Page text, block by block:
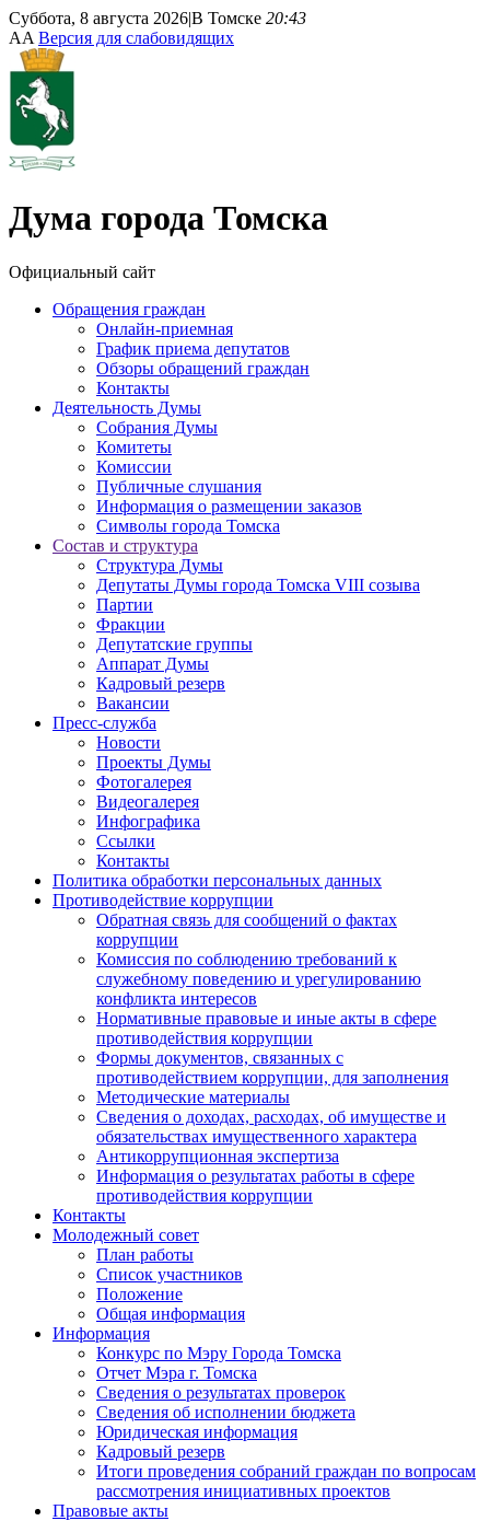
Суббота, 8 августа 2026|В Томске 20:43
AA Версия для слабовидящих
Дума города Томска
Официальный сайт
Обращения граждан
Онлайн-приемная
График приема депутатов
Обзоры обращений граждан
Контакты
Деятельность Думы
Собрания Думы
Комитеты
Комиссии
Публичные слушания
Информация о размещении заказов
Символы города Томска
Состав и структура
Структура Думы
Депутаты Думы города Томска VIII созыва
Партии
Фракции
Депутатские группы
Аппарат Думы
Кадровый резерв
Вакансии
Пресс-служба
Новости
Проекты Думы
Фотогалерея
Видеогалерея
Инфографика
Ссылки
Контакты
Политика обработки персональных данных
Прoтивoдeйствие кoрpупции
Обратная связь для сообщений о фактах
коррупции
Комиссия по соблюдению требований к
служебному поведению и урегулированию
конфликта интересов
Нормативные правовые и иные акты в сфере
противодействия коррупции
Формы документов, связанных с
противодействием коррупции, для заполнения
Методические материалы
Сведения о доходах, расходах, об имуществе и
обязательствах имущественного характера
Антикоррупционная экспертиза
Информация о результатах работы в сфере
противодействия коррупции
Контакты
Молодежный совет
План работы
Список участников
Положение
Общая информация
Информация
Конкурс по Мэру Города Томска
Отчет Мэра г. Томска
Сведения о результатах проверок
Сведения об исполнении бюджета
Юридическая информация
Кадровый резерв
Итоги проведения собраний граждан по вопросам
рассмотрения инициативных проектов
Правовые акты